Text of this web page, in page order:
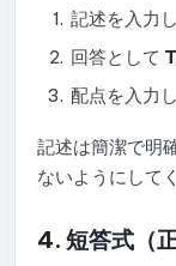
ライブラリ
カテゴリと
クラスの作
記述を入力し
回答として
配点を入力し
記述は簡潔で明
ないようにして
4. 短答式（